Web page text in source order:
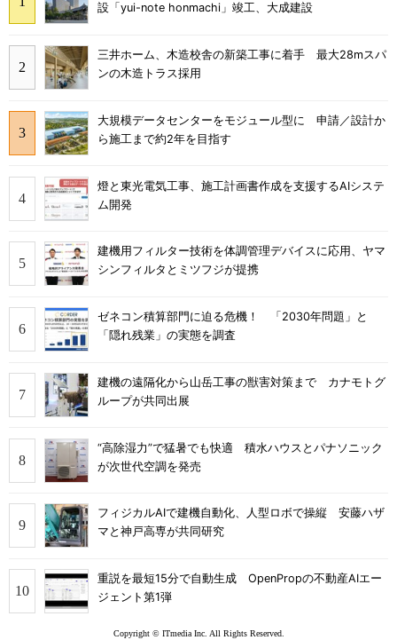
設「yui-note honmachi」竣工、大成建設
三井ホーム、木造校舎の新築工事に着手 最大28mスパ
ンの木造トラス採用
大規模データセンターをモジュール型に 申請／設計か
ら施工まで約2年を目指す
燈と東光電気工事、施工計画書作成を支援するAIシステ
ム開発
建機用フィルター技術を体調管理デバイスに応用、ヤマ
シンフィルタとミツフジが提携
ゼネコン積算部門に迫る危機！ 「2030年問題」と
「隠れ残業」の実態を調査
建機の遠隔化から山岳工事の獣害対策まで カナモトグ
ループが共同出展
“高除湿力”で猛暑でも快適 積水ハウスとパナソニック
が次世代空調を発売
フィジカルAIで建機自動化、人型ロボで操縦 安藤ハザ
マと神戸高専が共同研究
重説を最短15分で自動生成 OpenPropの不動産AIエー
ジェント第1弾
Copyright © ITmedia Inc. All Rights Reserved.